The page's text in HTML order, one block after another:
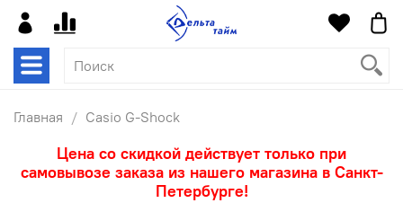
Главная Casio G-Shock
Цена со скидкой действует только при
самовывозе заказа из нашего магазина в Санкт-
Петербурге!